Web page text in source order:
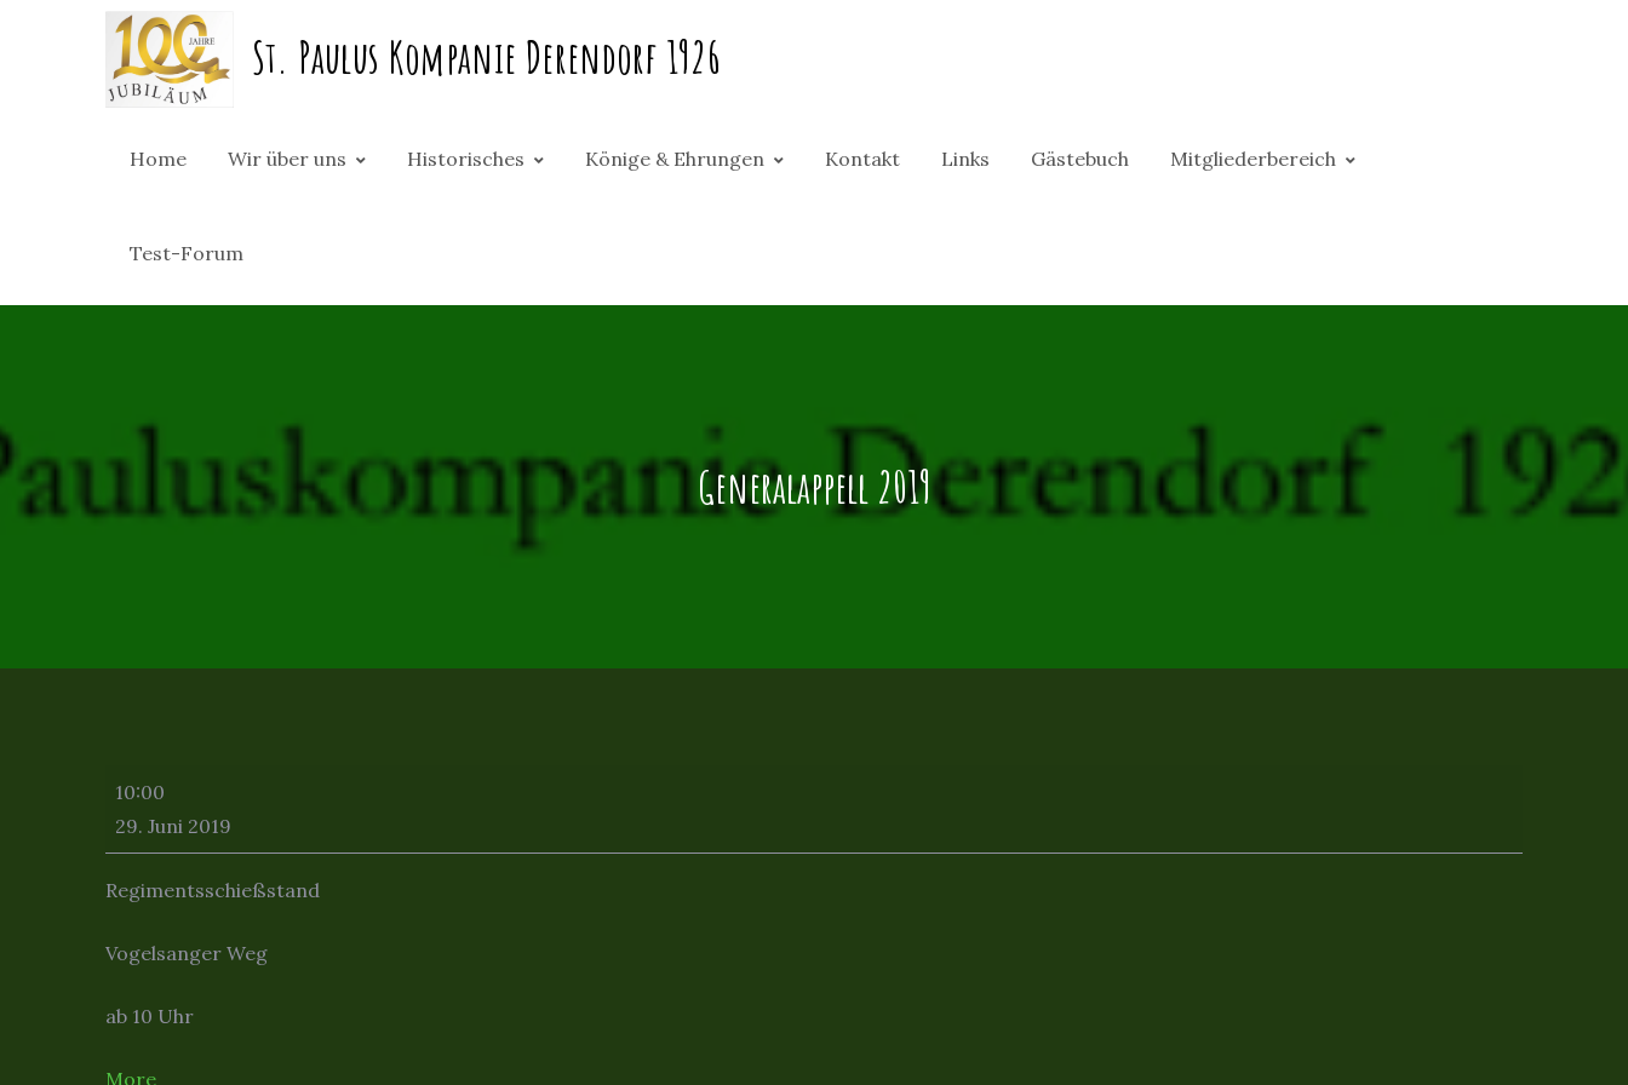
St. Paulus Kompanie Derendorf 1926
Home Wir über uns Historisches Könige & Ehrungen Kontakt Links Gästebuch Mitgliederbereich
Test-Forum
Generalappell 2019
Generalappell
2019
10:00
29. Juni 2019
Regimentsschießstand
Vogelsanger Weg
ab 10 Uhr
Moreabout